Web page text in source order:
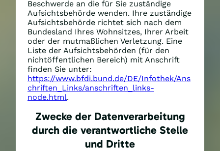
Beschwerde an die für Sie zuständige
Aufsichtsbehörde wenden. Ihre zuständige
Aufsichtsbehörde richtet sich nach dem
Bundesland Ihres Wohnsitzes, Ihrer Arbeit
oder der mutmaßlichen Verletzung. Eine
Liste der Aufsichtsbehörden (für den
nichtöffentlichen Bereich) mit Anschrift
finden Sie unter:
https://www.bfdi.bund.de/DE/Infothek/Ans
chriften_Links/anschriften_links-
node.html.
Zwecke der Datenverarbeitung
durch die verantwortliche Stelle
und Dritte